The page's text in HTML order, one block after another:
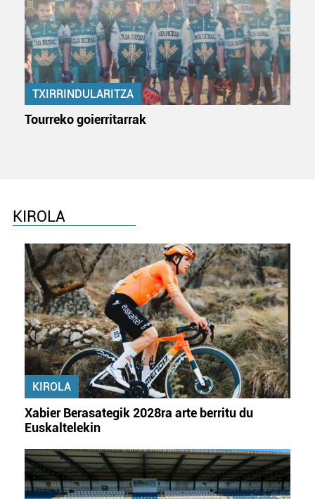
TXIRRINDULARITZA
Tourreko goierritarrak
KIROLA
KIROLA
Xabier Berasategik 2028ra arte berritu du
Euskaltelekin